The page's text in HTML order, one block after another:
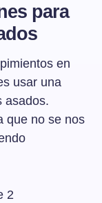
para
en
usar una
asados.
que no se nos
2